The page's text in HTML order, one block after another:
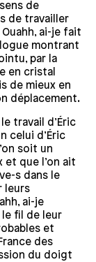
de
de travailler
ai-je fait
montrant
par la
en cristal
de mieux en
déplacement.
travail d’Éric
celui d’Éric
soit un
et que l’on ait
s dans le
leurs
ai-je
fil de leur
et
des
du doigt